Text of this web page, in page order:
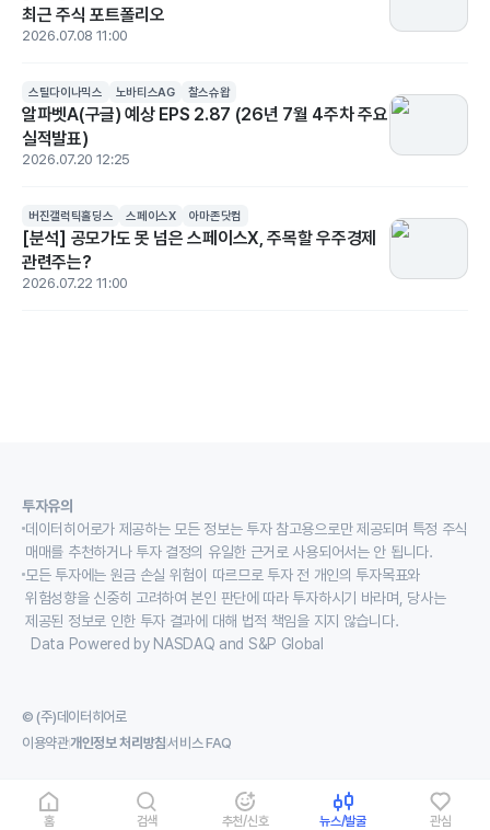
홈 검색 추천/신호 뉴스/발굴 관심
최근 주식 포트폴리오
2026.07.08 11:00
스틸다이나믹스 노바티스AG 찰스슈왑
알파벳A(구글) 예상 EPS 2.87 (26년 7월 4주차 주요
실적발표)
2026.07.20 12:25
버진갤럭틱홀딩스 스페이스X 아마존닷컴
[분석] 공모가도 못 넘은 스페이스X, 주목할 우주경제
관련주는?
2026.07.22 11:00
투자유의
데이터히어로가 제공하는 모든 정보는 투자 참고용으로만 제공되며 특정 주식
매매를 추천하거나 투자 결정의 유일한 근거로 사용되어서는 안 됩니다.
모든 투자에는 원금 손실 위험이 따르므로 투자 전 개인의 투자목표와
위험성향을 신중히 고려하여 본인 판단에 따라 투자하시기 바라며, 당사는
제공된 정보로 인한 투자 결과에 대해 법적 책임을 지지 않습니다.
Data Powered by NASDAQ and S&P Global
© (주)데이터히어로
이용약관개인정보 처리방침서비스 FAQ